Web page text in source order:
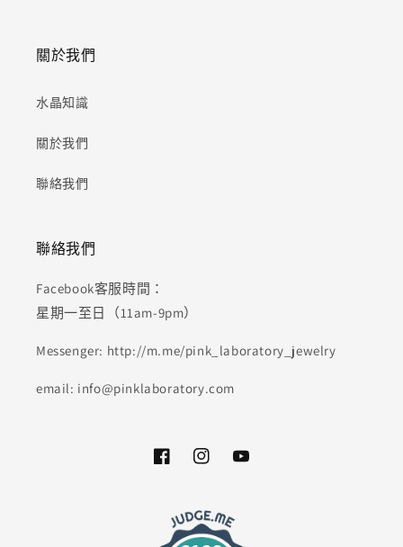
關於我們
水晶知識
關於我們
聯絡我們
聯絡我們
Facebook客服時間：
星期一至日（11am-9pm）
Messenger: http://m.me/pink_laboratory_jewelry
email: info@pinklaboratory.com
FacebookInstagramYouTube